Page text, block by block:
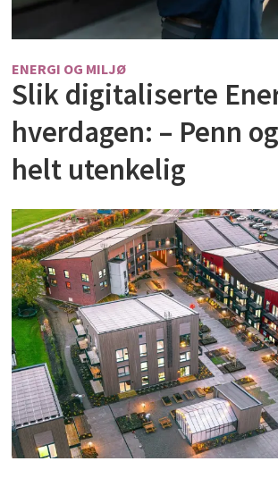
ENERGI OG MILJØ
Slik digitaliserte
hverdagen: – Penn
helt utenkelig